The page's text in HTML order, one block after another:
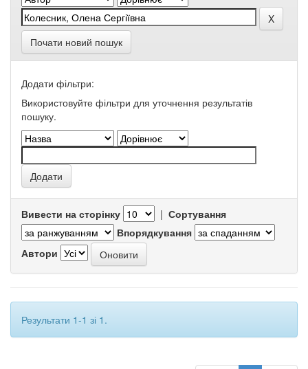
Почати новий пошук
Додати фільтри:
Використовуйте фільтри для уточнення результатів
пошуку.
Вивести на сторінку | Сортування
Впорядкування
Автори
Результати 1-1 зі 1.